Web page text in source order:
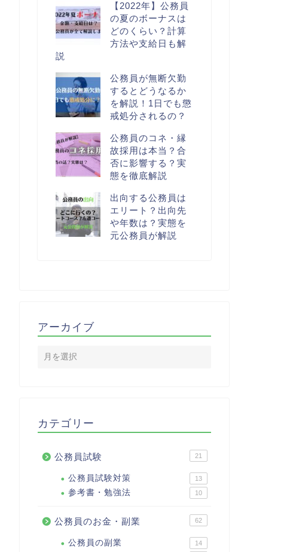
【2022年】公務員
の夏のボーナスは
どのくらい？計算
方法や支給日も解
説
公務員が無断欠勤
するとどうなるか
を解説！1日でも懲
戒処分されるの？
公務員のコネ・縁
故採用は本当？合
否に影響する？実
態を徹底解説
出向する公務員は
エリート？出向先
や年数は？実態を
元公務員が解説
アーカイブ
カテゴリー
公務員試験 21
公務員試験対策 13
参考書・勉強法 10
公務員のお金・副業 62
公務員の副業 14